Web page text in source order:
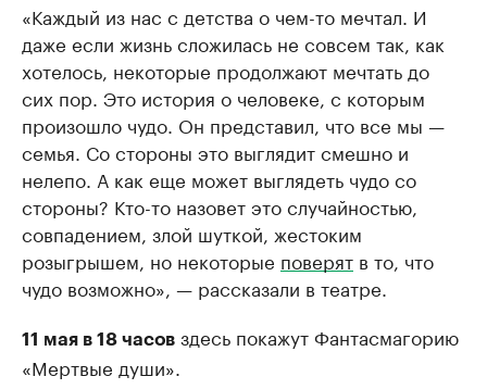
«Каждый из нас с детства о чем-то мечтал. И
даже если жизнь сложилась не совсем так, как
хотелось, некоторые продолжают мечтать до
сих пор. Это история о человеке, с которым
произошло чудо. Он представил, что все мы —
семья. Со стороны это выглядит смешно и
нелепо. А как еще может выглядеть чудо со
стороны? Кто-то назовет это случайностью,
совпадением, злой шуткой, жестоким
розыгрышем, но некоторые поверят в то, что
чудо возможно», — рассказали в театре.
11 мая в 18 часов здесь покажут Фантасмагорию
«Мертвые души».